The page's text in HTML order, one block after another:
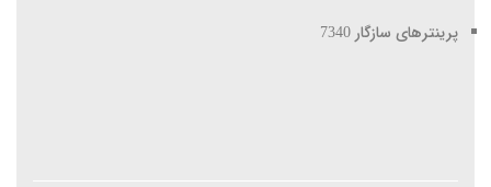
پرینترهای سازگار 7340